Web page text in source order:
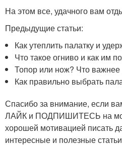
На этом все, удачного вам
Предыдущие статьи:
Как утеплить палатку и
Что такое огниво и как им
Топор или нож? Что
Как правильно выбрать
Спасибо за внимание, если
ЛАЙК и ПОДПИШИТЕСЬ на
хорошей мотивацией писать
интересные и полезные